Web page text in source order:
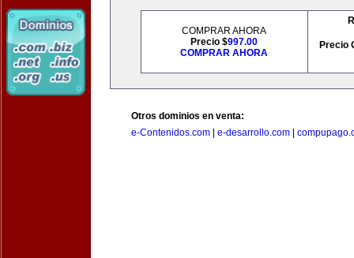
COMPRAR AHORA
Precio $997.00
COMPRAR AHORA
Precio
Otros dominios en venta:
e-Contenidos.com
e-desarrollo.com